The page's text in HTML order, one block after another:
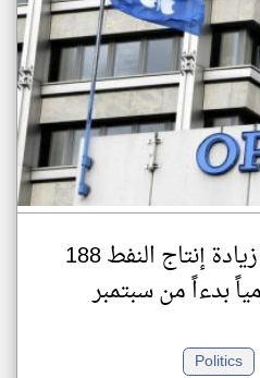
"أوبك+" تقرر زيادة إنتاج النفط 188
بدءاً من سبتمبر
Politics